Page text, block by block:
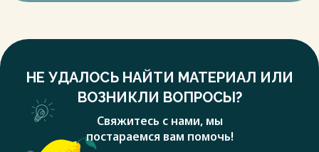
НЕ УДАЛОСЬ НАЙТИ МАТЕРИАЛ ИЛИ
ВОЗНИКЛИ ВОПРОСЫ?
Свяжитесь с нами, мы
постараемся вам помочь!